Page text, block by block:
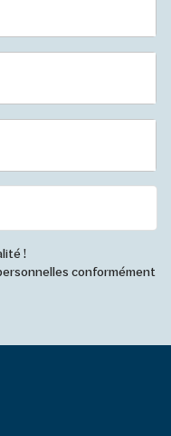
!
conformément